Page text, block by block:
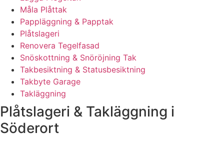
Måla Plåttak
Pappläggning & Papptak
Plåtslageri
Renovera Tegelfasad
Snöskottning & Snöröjning Tak
Takbesiktning & Statusbesiktning
Takbyte Garage
Takläggning
Plåtslageri & Takläggning i
Söderort